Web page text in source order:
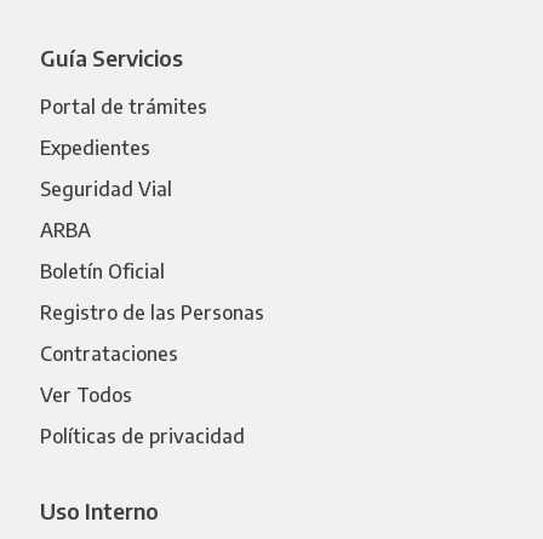
Guía Servicios
Portal de trámites
Expedientes
Seguridad Vial
ARBA
Boletín Oficial
Registro de las Personas
Contrataciones
Ver Todos
Políticas de privacidad
Uso Interno